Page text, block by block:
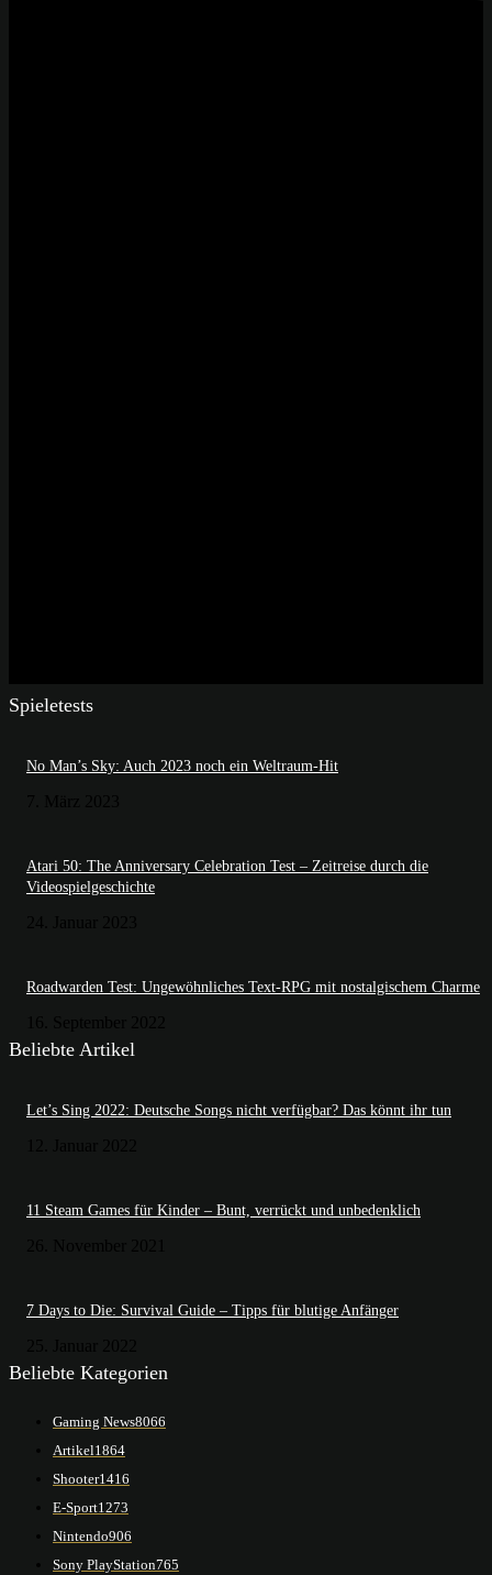
Spieletests
No Man’s Sky: Auch 2023 noch ein Weltraum-Hit
Atari 50: The Anniversary Celebration Test – Zeitreise durch die
Videospielgeschichte
Roadwarden Test: Ungewöhnliches Text-RPG mit nostalgischem Charme
Beliebte Artikel
Let’s Sing 2022: Deutsche Songs nicht verfügbar? Das könnt ihr tun
11 Steam Games für Kinder – Bunt, verrückt und unbedenklich
7 Days to Die: Survival Guide – Tipps für blutige Anfänger
Beliebte Kategorien
Gaming News8066
Artikel1864
Shooter1416
E-Sport1273
Nintendo906
Sony PlayStation765